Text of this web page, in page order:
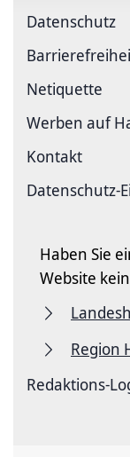
Datenschutz
Netiquette
Werben auf
Kontakt
Datenschutz-
Haben Sie
Website
Region
Redaktions-